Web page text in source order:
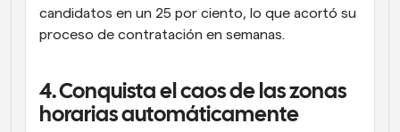
candidatos en un 25 por ciento, lo que acortó su
proceso de contratación en semanas.
4. Conquista el caos de las zonas
horarias automáticamente